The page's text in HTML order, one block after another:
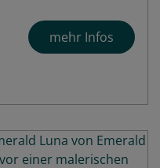
mehr Infos